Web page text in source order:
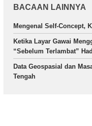
BACAAN LAINNYA
Mengenal Self-Concept,
Ketika Layar Gawai
“Sebelum Terlambat”
Data Geospasial dan
Tengah